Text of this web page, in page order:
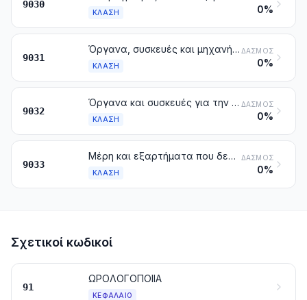
9030
ΚΛΆΣΗ 0%
9031
Όργανα, συσκευές και μηχανήματα μέτρησης ή ελέγχου, που δεν κατονομάζονται ούτε περιλαμβάνονται αλλού στο κεφάλαιο αυτό. Προβολείς πλάγιας όψης (προφίλ)
ΚΛΆΣΗ
ΔΑΣΜΌΣ
0%
9032
Όργανα και συσκευές για την αυτόματη ρύθμιση ή τον αυτόματο έλεγχο
ΚΛΆΣΗ
ΔΑΣΜΌΣ
0%
9033
Μέρη και εξαρτήματα που δεν κατονομάζονται ούτε περιλαμβάνονται αλλού στο κεφάλαιο αυτό, για μηχανές, συσκευές, όργανα ή είδη του κεφαλαίου 90
ΚΛΆΣΗ
ΔΑΣΜΌΣ
0%
Σχετικοί κωδικοί
91
ΩΡΟΛΟΓΟΠΟΙΙΑ
ΚΕΦΆΛΑΙΟ